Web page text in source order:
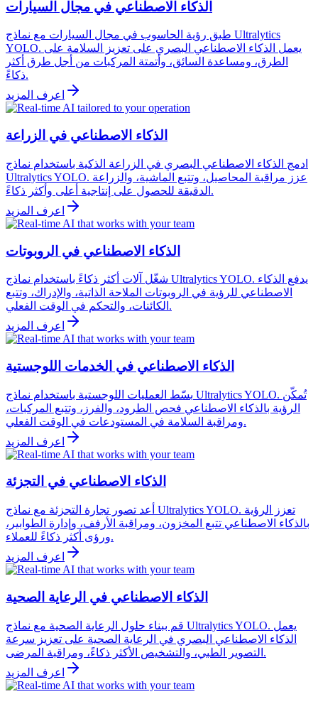
الذكاء الاصطناعي في مجال السيارات
طبق رؤية الحاسوب في مجال السيارات مع نماذج Ultralytics
YOLO. يعمل الذكاء الاصطناعي البصري على تعزيز السلامة على
الطرق، ومساعدة السائق، وأتمتة المركبات من أجل طرق أكثر
ذكاءً.
اعرف المزيد
الذكاء الاصطناعي في الزراعة
ادمج الذكاء الاصطناعي البصري في الزراعة الذكية باستخدام نماذج
Ultralytics YOLO. عزز مراقبة المحاصيل، وتتبع الماشية، والزراعة
الدقيقة للحصول على إنتاجية أعلى وأكثر ذكاءً.
اعرف المزيد
الذكاء الاصطناعي في الروبوتات
شغّل آلات أكثر ذكاءً باستخدام نماذج Ultralytics YOLO. يدفع الذكاء
الاصطناعي للرؤية في الروبوتات الملاحة الذاتية، والإدراك، وتتبع
الكائنات، والتحكم في الوقت الفعلي.
اعرف المزيد
الذكاء الاصطناعي في الخدمات اللوجستية
بسّط العمليات اللوجستية باستخدام نماذج Ultralytics YOLO. تُمكّن
الرؤية بالذكاء الاصطناعي فحص الطرود، والفرز، وتتبع المركبات،
ومراقبة السلامة في المستودعات في الوقت الفعلي.
اعرف المزيد
الذكاء الاصطناعي في التجزئة
أعد تصور تجارة التجزئة مع نماذج Ultralytics YOLO. تعزز الرؤية
بالذكاء الاصطناعي تتبع المخزون، ومراقبة الأرفف، وإدارة الطوابير،
ورؤى أكثر ذكاءً للعملاء.
اعرف المزيد
الذكاء الاصطناعي في الرعاية الصحية
قم ببناء حلول الرعاية الصحية مع نماذج Ultralytics YOLO. يعمل
الذكاء الاصطناعي البصري في الرعاية الصحية على تعزيز سرعة
التصوير الطبي، والتشخيص الأكثر ذكاءً، ومراقبة المرضى.
اعرف المزيد